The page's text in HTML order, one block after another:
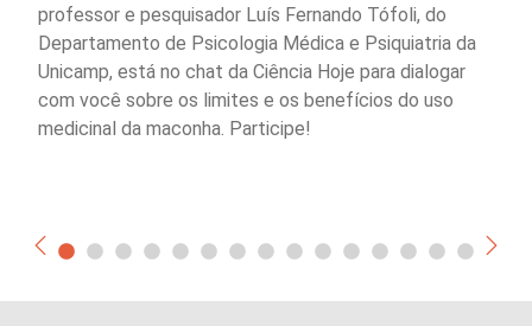
professor e pesquisador Luís Fernando Tófoli, do
Departamento de Psicologia Médica e Psiquiatria da
Unicamp, está no chat da Ciência Hoje para dialogar
com você sobre os limites e os benefícios do uso
medicinal da maconha. Participe!